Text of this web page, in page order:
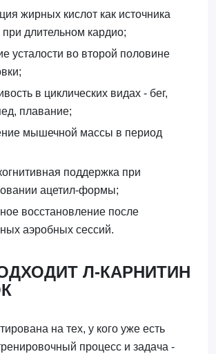
жирных кислот как источника
при длительном кардио;
усталости во второй половине
в циклических видах - бег,
плавание;
мышечной массы в период
поддержка при
ацетил-формы;
восстановление после
аэробных сессий.
Л-КАРНИТИН
на тех, у кого уже есть
процесс и задача -